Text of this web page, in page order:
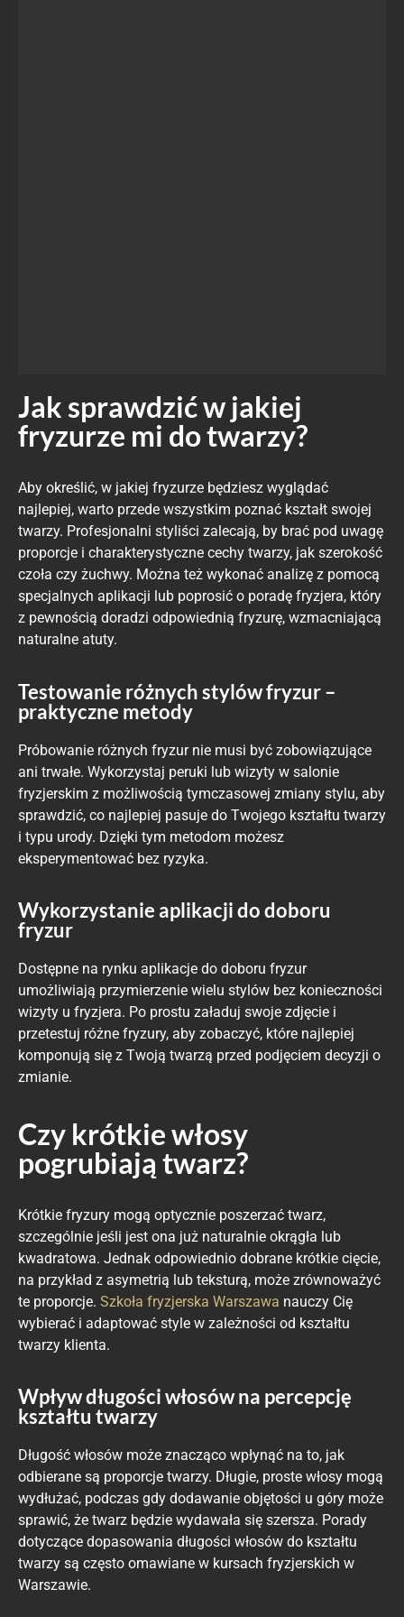
Jak sprawdzić w jakiej
fryzurze mi do twarzy?
Aby określić, w jakiej fryzurze będziesz wyglądać
najlepiej, warto przede wszystkim poznać kształt swojej
twarzy. Profesjonalni styliści zalecają, by brać pod uwagę
proporcje i charakterystyczne cechy twarzy, jak szerokość
czoła czy żuchwy. Można też wykonać analizę z pomocą
specjalnych aplikacji lub poprosić o poradę fryzjera, który
z pewnością doradzi odpowiednią fryzurę, wzmacniającą
naturalne atuty.
Testowanie różnych stylów fryzur –
praktyczne metody
Próbowanie różnych fryzur nie musi być zobowiązujące
ani trwałe. Wykorzystaj peruki lub wizyty w salonie
fryzjerskim z możliwością tymczasowej zmiany stylu, aby
sprawdzić, co najlepiej pasuje do Twojego kształtu twarzy
i typu urody. Dzięki tym metodom możesz
eksperymentować bez ryzyka.
Wykorzystanie aplikacji do doboru
fryzur
Dostępne na rynku aplikacje do doboru fryzur
umożliwiają przymierzenie wielu stylów bez konieczności
wizyty u fryzjera. Po prostu załaduj swoje zdjęcie i
przetestuj różne fryzury, aby zobaczyć, które najlepiej
komponują się z Twoją twarzą przed podjęciem decyzji o
zmianie.
Czy krótkie włosy
pogrubiają twarz?
Krótkie fryzury mogą optycznie poszerzać twarz,
szczególnie jeśli jest ona już naturalnie okrągła lub
kwadratowa. Jednak odpowiednio dobrane krótkie cięcie,
na przykład z asymetrią lub teksturą, może zrównoważyć
te proporcje. Szkoła fryzjerska Warszawa nauczy Cię
wybierać i adaptować style w zależności od kształtu
twarzy klienta.
Wpływ długości włosów na percepcję
kształtu twarzy
Długość włosów może znacząco wpłynąć na to, jak
odbierane są proporcje twarzy. Długie, proste włosy mogą
wydłużać, podczas gdy dodawanie objętości u góry może
sprawić, że twarz będzie wydawała się szersza. Porady
dotyczące dopasowania długości włosów do kształtu
twarzy są często omawiane w kursach fryzjerskich w
Warszawie.